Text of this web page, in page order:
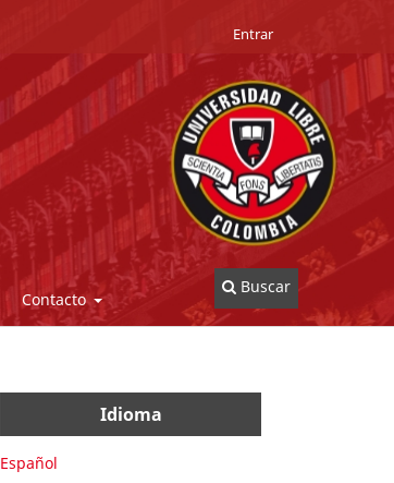
Contacto
Buscar
Entrar
Idioma
Español